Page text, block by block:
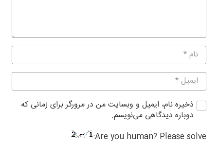
ذخیره نام، ایمیل و وبسایت من در مرورگر برای زمانی که
دوباره دیدگاهی می‌نویسم.
Are you human? Please solve: